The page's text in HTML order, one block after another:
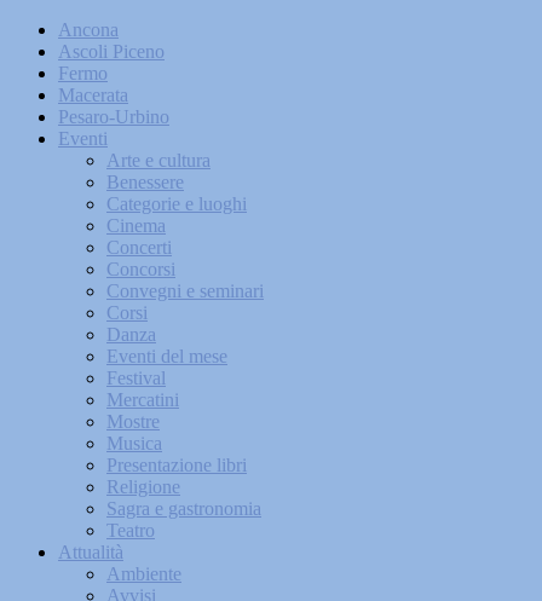
Ancona
Ascoli Piceno
Fermo
Macerata
Pesaro-Urbino
Eventi
Arte e cultura
Benessere
Categorie e luoghi
Cinema
Concerti
Concorsi
Convegni e seminari
Corsi
Danza
Eventi del mese
Festival
Mercatini
Mostre
Musica
Presentazione libri
Religione
Sagra e gastronomia
Teatro
Attualità
Ambiente
Avvisi